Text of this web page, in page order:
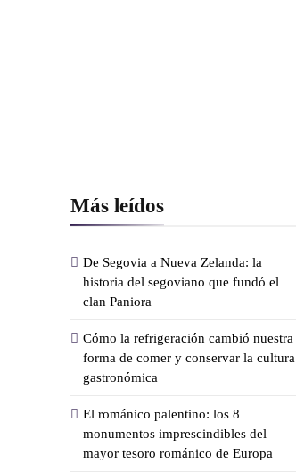
Más leídos
De Segovia a Nueva Zelanda: la
historia del segoviano que fundó el
clan Paniora
Cómo la refrigeración cambió nuestra
forma de comer y conservar la cultura
gastronómica
El románico palentino: los 8
monumentos imprescindibles del
mayor tesoro románico de Europa